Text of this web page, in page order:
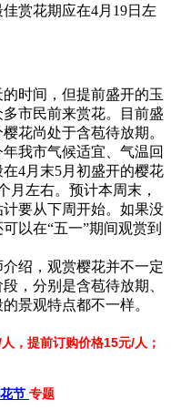
赏花期应在4月19日左
时间，但提前盛开的玉
市民前来赏花。目前盛
花尚处于含苞待放期。
我市气候适宜、气温回
4月末5月初盛开的樱花
月左右。预计本周末，
要从下周开始。如果没
以在“五一”期间观赏到
绍，观赏樱花并不一定
，分别是含苞待放期、
景观特点都不一样。
，提前订购价格15元/人；
节 专题